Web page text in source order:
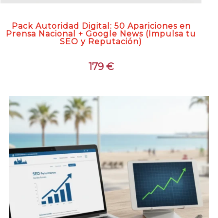
Pack Autoridad Digital: 50 Apariciones en
Prensa Nacional + Google News (Impulsa tu
SEO y Reputación)
179 €